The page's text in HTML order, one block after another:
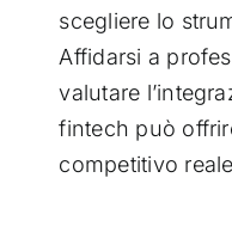
scegliere lo
Affidarsi a
valutare
fintech può
competitivo